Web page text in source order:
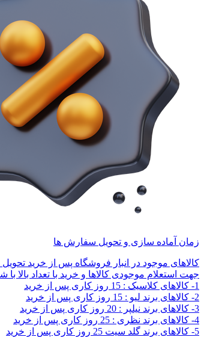
زمان آماده سازی و تحویل سفارش ها
کالاهای موجود در انبار فروشگاه پس از خرید
جهت استعلام موجودی کالاها و خرید با تعداد بالا با شماره 02166716559 تماس
1- کالاهای کلاسیک : 15 روز کاری پس از خرید
2- کالاهای برند لیو : 15 روز کاری پس از خرید
3- کالاهای برند نیلپر : 20 روز کاری پس از خرید
4- کالاهای برند نظری : 25 روز کاری پس از خرید
5- کالاهای برند گلد سیت 25 روز کاری پس از خرید